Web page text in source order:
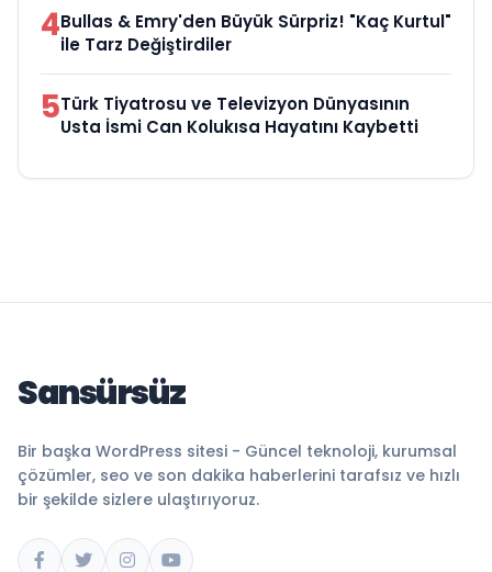
4Bullas & Emry'den Büyük Sürpriz! "Kaç Kurtul"
ile Tarz Değiştirdiler
5Türk Tiyatrosu ve Televizyon Dünyasının
Usta İsmi Can Kolukısa Hayatını Kaybetti
Sansürsüz
Bir başka WordPress sitesi - Güncel teknoloji, kurumsal
çözümler, seo ve son dakika haberlerini tarafsız ve hızlı
bir şekilde sizlere ulaştırıyoruz.